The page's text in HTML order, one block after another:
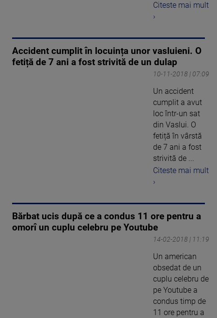
Citeste mai mult
›
Accident cumplit în locuința unor vasluieni. O
fetiță de 7 ani a fost strivită de un dulap
10-11-2018 | 07:09
Un accident
cumplit a avut
loc într-un sat
din Vaslui. O
fetiță în vârstă
de 7 ani a fost
strivită de ...
Citeste mai mult
›
Bărbat ucis după ce a condus 11 ore pentru a
omorî un cuplu celebru pe Youtube
14-02-2018 | 11:19
Un american
obsedat de un
cuplu celebru de
pe Youtube a
condus timp de
11 ore pentru a